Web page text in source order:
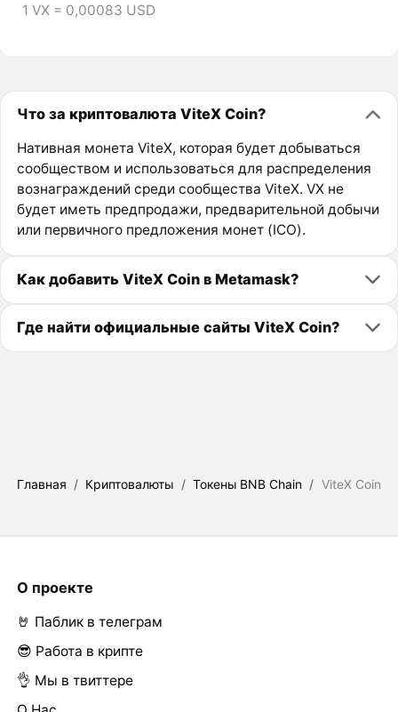
1 VX = 0,00083 USD
Что за криптовалюта ViteX Coin?
Нативная монета ViteX, которая будет добываться
сообществом и использоваться для распределения
вознаграждений среди сообщества ViteX. VX не
будет иметь предпродажи, предварительной добычи
или первичного предложения монет (ICO).
Как добавить ViteX Coin в Metamask?
Где найти официальные сайты ViteX Coin?
Главная / Криптовалюты / Токены BNB Chain / ViteX Coin
О проекте
🤘 Паблик в телеграм
😎 Работа в крипте
👌 Мы в твиттере